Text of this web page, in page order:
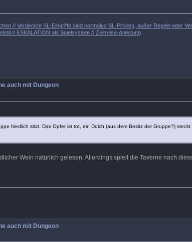
// Verdeckte SL-Eingriffe sind normales SL-Privileg, außer Regeln oder
// ESKALATION als Spielsystem // Zeitreise-Anleitung
auch mit Dungeon
friedlich sitzt. Das Opfer ist tot, ein Dolch (aus dem Besitz der Gruppe?)
Wein natürlich gelesen. Allerdings spielt die Taverne nach
auch mit Dungeon